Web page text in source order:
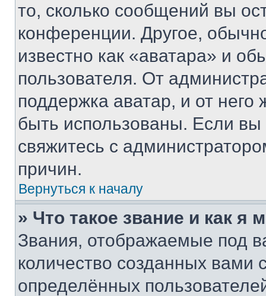
то, сколько сообщений вы
конференции. Другое,
известно как «аватара» и
пользователя. От
поддержка аватар, и от него
быть использованы. Если
свяжитесь с
причин.
Вернуться к началу
» Что такое звание и как я
Звания, отображаемые под
количество созданных
определённых